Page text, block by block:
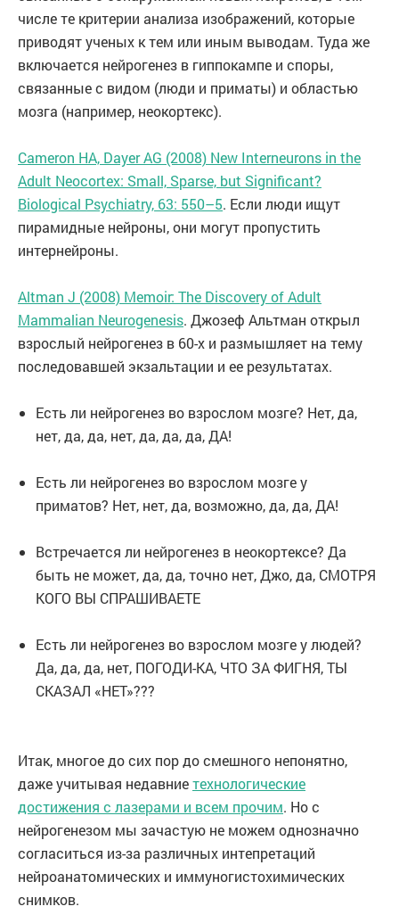
числе те критерии анализа изображений, которые
приводят ученых к тем или иным выводам. Туда же
включается нейрогенез в гиппокампе и споры,
связанные с видом (люди и приматы) и областью
мозга (например, неокортекс).
Cameron HA, Dayer AG (2008) New Interneurons in the
Adult Neocortex: Small, Sparse, but Significant?
Biological Psychiatry, 63: 550–5. Если люди ищут
пирамидные нейроны, они могут пропустить
интернейроны.
Altman J (2008) Memoir: The Discovery of Adult
Mammalian Neurogenesis. Джозеф Альтман открыл
взрослый нейрогенез в 60-х и размышляет на тему
последовавшей экзальтации и ее результатах.
Есть ли нейрогенез во взрослом мозге? Нет, да,
нет, да, да, нет, да, да, да, ДА!
Есть ли нейрогенез во взрослом мозге у
приматов? Нет, нет, да, возможно, да, да, ДА!
Встречается ли нейрогенез в неокортексе? Да
быть не может, да, да, точно нет, Джо, да, СМОТРЯ
КОГО ВЫ СПРАШИВАЕТЕ
Есть ли нейрогенез во взрослом мозге у людей?
Да, да, да, нет, ПОГОДИ-КА, ЧТО ЗА ФИГНЯ, ТЫ
СКАЗАЛ «НЕТ»???
Итак, многое до сих пор до смешного непонятно,
даже учитывая недавниетехнологические
достижения с лазерами и всем прочим. Но с
нейрогенезом мы зачастую не можем однозначно
согласиться из-за различных интепретаций
нейроанатомических и иммуногистохимических
снимков.